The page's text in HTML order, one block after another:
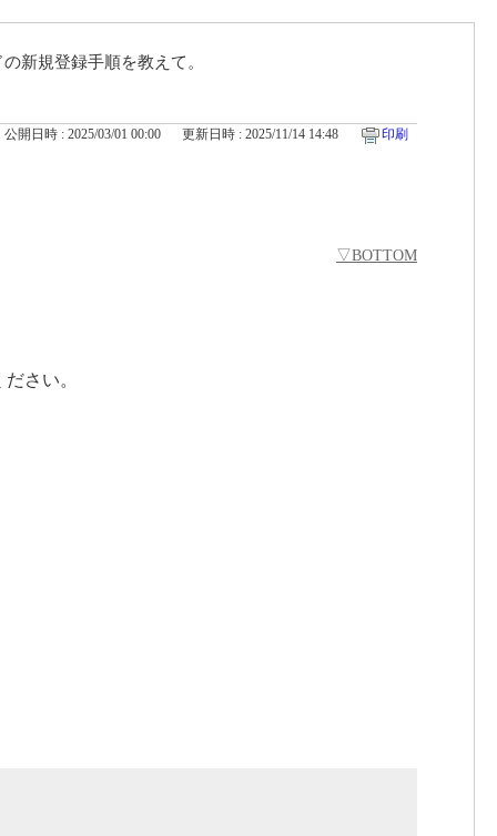
新規登録手順を教えて。
公開日時 : 2025/03/01 00:00 更新日時 : 2025/11/14 14:48 印刷
▽BOTTOM
さい。